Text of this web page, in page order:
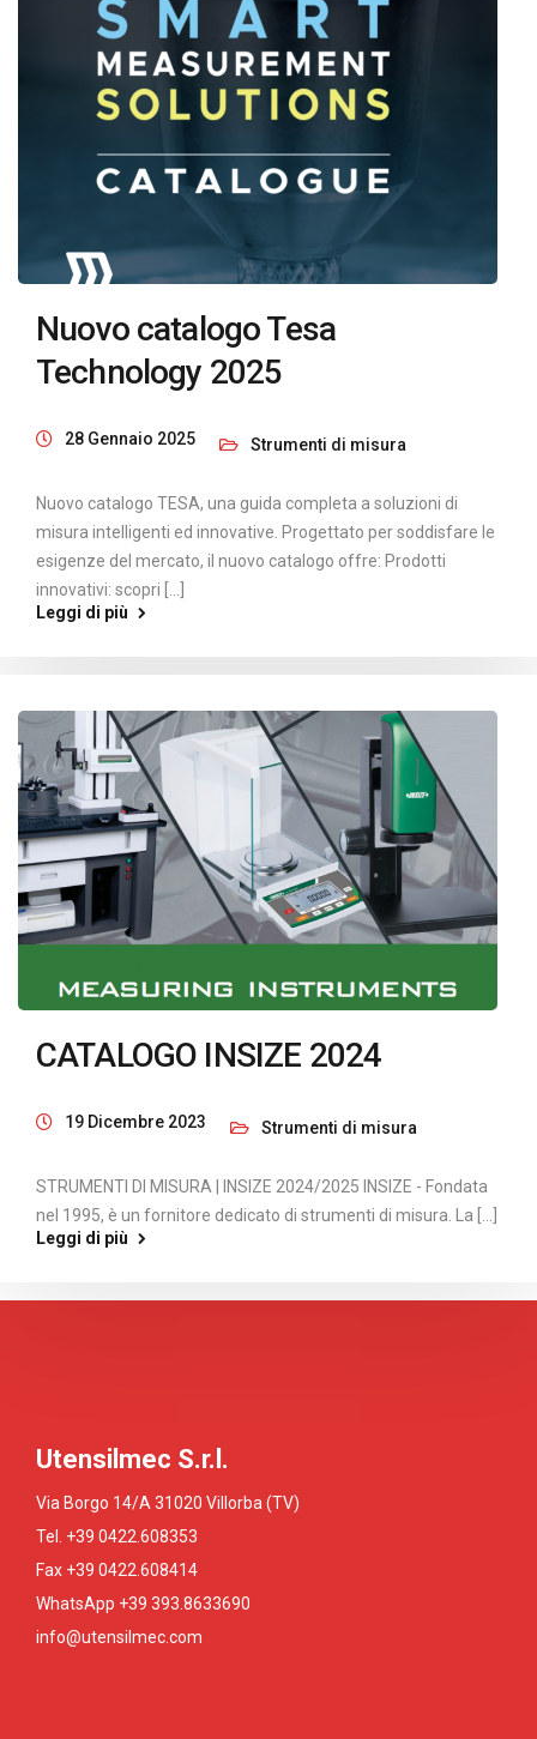
Nuovo catalogo Tesa
Technology 2025
28 Gennaio 2025 Strumenti di misura
Nuovo catalogo TESA, una guida completa a soluzioni di
misura intelligenti ed innovative. Progettato per soddisfare le
esigenze del mercato, il nuovo catalogo offre: Prodotti
innovativi: scopri [...]
Leggi di più
CATALOGO INSIZE 2024
19 Dicembre 2023 Strumenti di misura
STRUMENTI DI MISURA | INSIZE 2024/2025 INSIZE - Fondata
nel 1995, è un fornitore dedicato di strumenti di misura. La [...]
Leggi di più
Utensilmec S.r.l.
Via Borgo 14/A 31020 Villorba (TV)
Tel. +39 0422.608353
Fax +39 0422.608414
WhatsApp +39 393.8633690
info@utensilmec.com